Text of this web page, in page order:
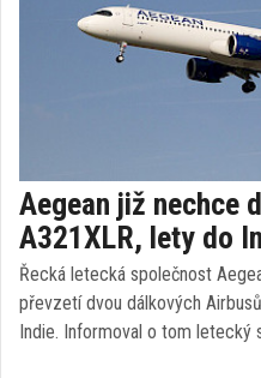
Aegean již nechce
A321XLR, lety do
Řecká letecká společnost
převzetí dvou dálkových
Indie. Informoval o tom letecký